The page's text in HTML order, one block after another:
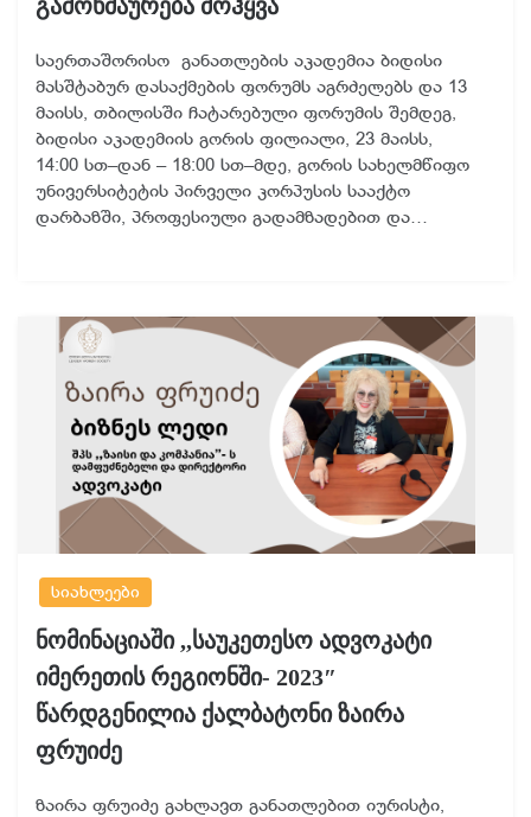
გამოხმაურება მოჰყვა
საერთაშორისო განათლების აკადემია ბიდისი
მასშტაბურ დასაქმების ფორუმს აგრძელებს და 13
მაისს, თბილისში ჩატარებული ფორუმის შემდეგ,
ბიდისი აკადემიის გორის ფილიალი, 23 მაისს,
14:00 სთ–დან – 18:00 სთ–მდე, გორის სახელმწიფო
უნივერსიტეტის პირველი კორპუსის სააქტო
დარბაზში, პროფესიული გადამზადებით და…
სიახლეები
ნომინაციაში ,,საუკეთესო ადვოკატი
იმერეთის რეგიონში- 2023″
წარდგენილია ქალბატონი ზაირა
ფრუიძე
ზაირა ფრუიძე გახლავთ განათლებით იურისტი,